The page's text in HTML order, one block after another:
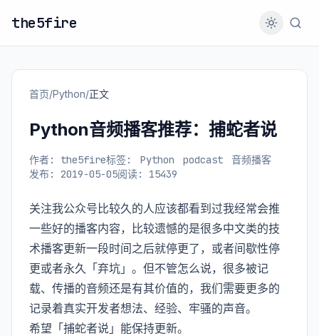
the5fire
首页/Python/正文
Python音频播客推荐：捕蛇者说
作者: the5fire标签: Python podcast
音频播客
发布: 2019-05-05阅读: 15439
关注我公众号比较久的人应该都看到过我经常会推
一些好的播客内容，比较遗憾的是很多中文类的技
术播客更新一段时间之后就停更了，或者间歇性停
更或者永久「弃坑」。但不管怎么说，很多被记
载、传播的音频还是有其价值的，我们需要更多的
记录着真实开发者想法、经验、牢骚的声音。
希望「捕蛇者说」能保持更新。